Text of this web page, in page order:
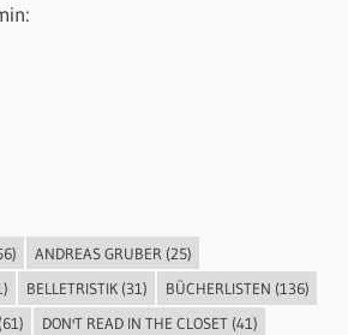
ANDREAS GRUBER (25)
BELLETRISTIK(31) BÜCHERLISTEN (136)
(61) DON'T READ IN THE CLOSET(41)